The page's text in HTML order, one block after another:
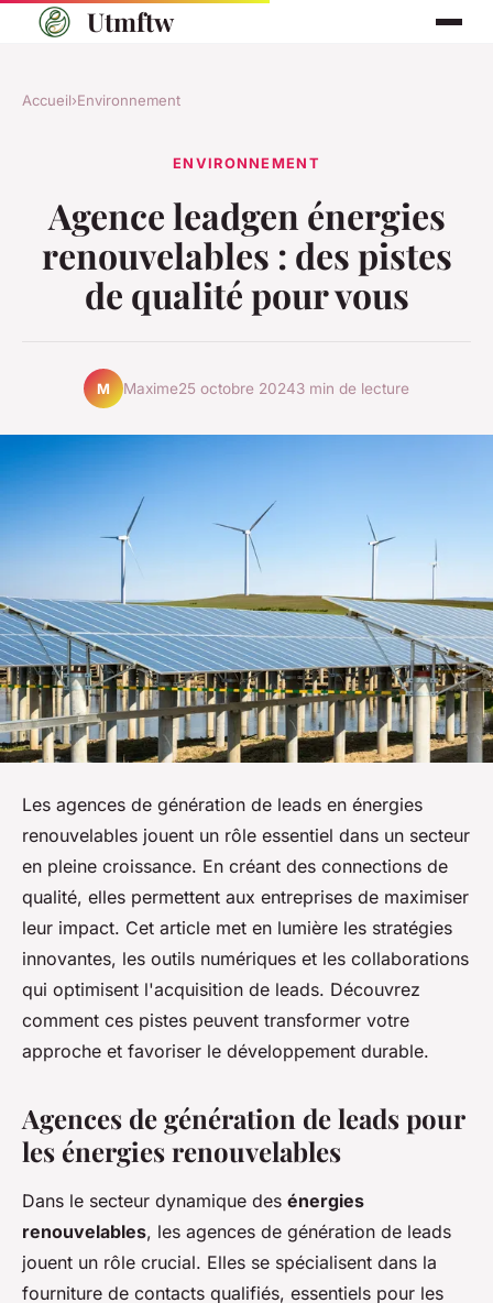
Utmftw
Accueil›Environnement
ENVIRONNEMENT
Agence leadgen énergies
renouvelables : des pistes
de qualité pour vous
M Maxime25 octobre 20243 min de lecture
Les agences de génération de leads en énergies
renouvelables jouent un rôle essentiel dans un secteur
en pleine croissance. En créant des connections de
qualité, elles permettent aux entreprises de maximiser
leur impact. Cet article met en lumière les stratégies
innovantes, les outils numériques et les collaborations
qui optimisent l'acquisition de leads. Découvrez
comment ces pistes peuvent transformer votre
approche et favoriser le développement durable.
Agences de génération de leads pour
les énergies renouvelables
Dans le secteur dynamique des énergies
renouvelables, les agences de génération de leads
jouent un rôle crucial. Elles se spécialisent dans la
fourniture de contacts qualifiés, essentiels pour les